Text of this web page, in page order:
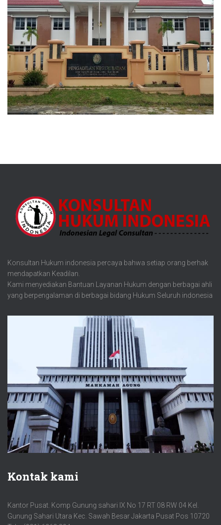
Konsultan Hukum indonesia percaya bahwa setiap orang berhak
mendapatkan Keadilan.
Kami menyediakan Bantuan Layanan Hukum dengan berbagai ahli
yang berpengalaman di berbagai bidang Hukum Seluruh indonesia
Kontak kami
Kantor Pusat. Komp Gunung sahari IX No 17 RT 08 RW 04 Kel.
Gunung Sahari Utara Kec. Sawah Besar Jakarta Pusat Pos 10720